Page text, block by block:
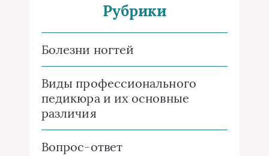
Рубрики
Болезни ногтей
Виды профессионального
педикюра и их основные
различия
Вопрос-ответ